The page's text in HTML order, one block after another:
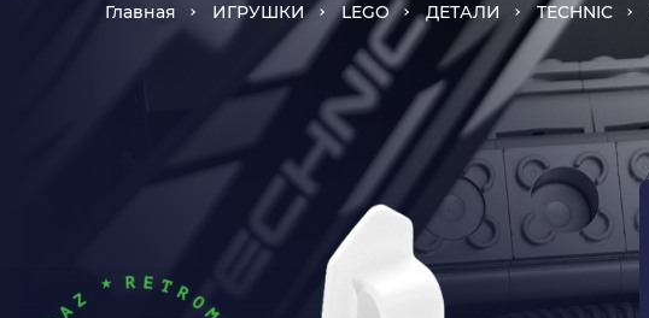
Главная ИГРУШКИ LEGO ДЕТАЛИ TECHNIC